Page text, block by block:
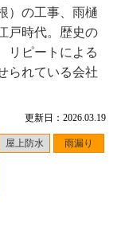
更新日：2026.03.19
屋上防水 雨漏り
）の工事、雨樋
戸時代。歴史の
リピートによる
られている会社